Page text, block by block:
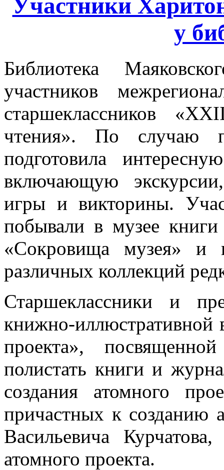
Участники
у
Библиотека
участников
старшеклассников
чтения». По случаю
подготовила
включающую
игры и викторины.
побывали в музее книги
«Сокровища музея» и
различных коллекций
Старшеклассники и
книжно-иллюстративной
проекта»,
полистать книги и
создания атомного
причастных к созданию
Васильевича
атомного проекта.